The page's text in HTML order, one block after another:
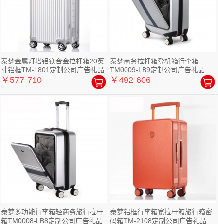
泰梦金属灯塔铝镁合金拉杆箱20英
寸铝框TM-1801定制公司广告礼品
￥577-710
泰梦商务拉杆箱登机箱行李箱
TM0009-LB9定制公司广告礼品
￥492-606
泰梦多功能行李箱轻商务旅行拉杆
箱TM0008-LB8定制公司广告礼品
泰梦铝框行李箱宽拉杆箱旅行箱密
码箱TM-2108定制公司广告礼品